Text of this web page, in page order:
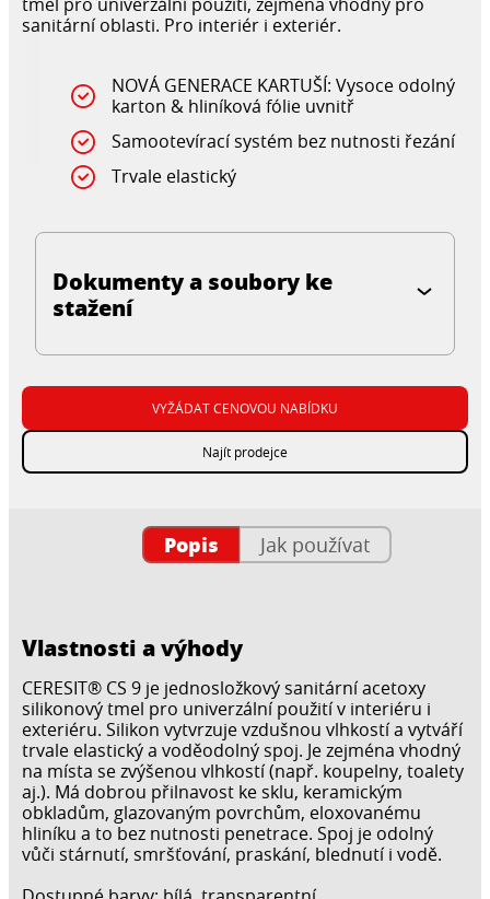
sanitární oblasti. Pro interiér i exteriér.
NOVÁ GENERACE KARTUŠÍ: Vysoce odolný
karton & hliníková fólie uvnitř
Samootevírací systém bez nutnosti řezání
Trvale elastický
Dokumenty a soubory ke
stažení
VYŽÁDAT CENOVOU NABÍDKU
Najít prodejce
Popis Jak používat
Vlastnosti a výhody
CERESIT® CS 9 je jednosložkový sanitární acetoxy
silikonový tmel pro univerzální použití v interiéru i
exteriéru. Silikon vytvrzuje vzdušnou vlhkostí a vytváří
trvale elastický a voděodolný spoj. Je zejména vhodný
na místa se zvýšenou vlhkostí (např. koupelny, toalety
aj.). Má dobrou přilnavost ke sklu, keramickým
obkladům, glazovaným povrchům, eloxovanému
hliníku a to bez nutnosti penetrace. Spoj je odolný
vůči stárnutí, smršťování, praskání, blednutí i vodě.